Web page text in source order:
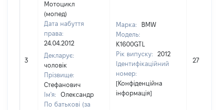
3
Мотоцикл
(мопед)
Дата набуття
права:
24.04.2012
Декларує:
чоловік
Прізвище:
Стефанович
Ім'я:
Олександр
По батькові (за
Марка:
BMW
Модель:
K1600GTL
Рік випуску:
2012
Ідентифікаційний
номер:
[Конфіденційна
інформація]
279346